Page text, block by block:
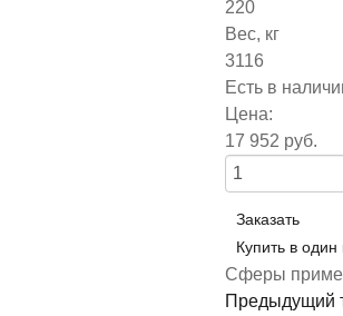
220
Вес, кг
3116
Есть в
Цена:
17 952 руб.
Заказать
Купить в один
Сферы
Предыдущий